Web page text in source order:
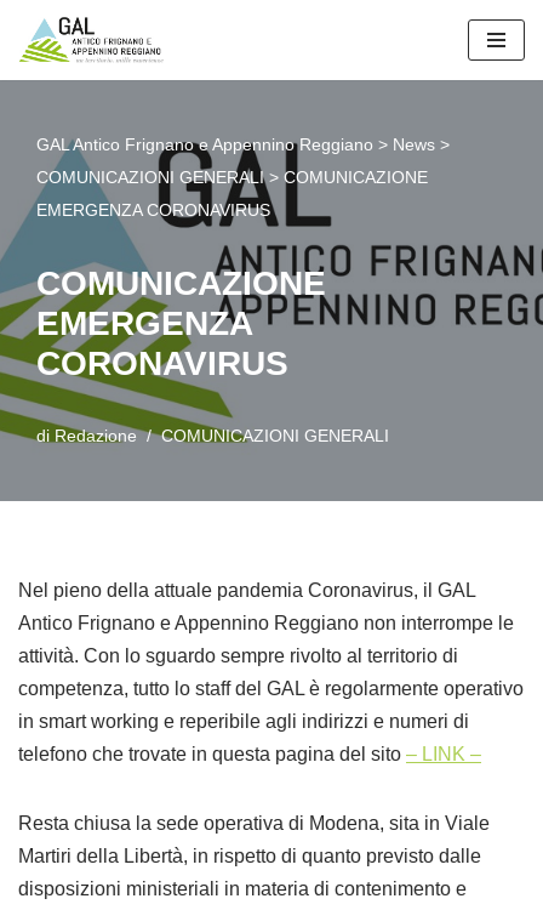
Vai
GAL Antico Frignano e Appennino Reggiano > News >
COMUNICAZIONI GENERALI> COMUNICAZIONE
EMERGENZA CORONAVIRUS
COMUNICAZIONE
EMERGENZA
CORONAVIRUS
di Redazione COMUNICAZIONI GENERALI
Nel pieno della attuale pandemia Coronavirus, il GAL
Antico Frignano e Appennino Reggiano non interrompe le
attività. Con lo sguardo sempre rivolto al territorio di
competenza, tutto lo staff del GAL è regolarmente operativo
in smart working e reperibile agli indirizzi e numeri di
telefono che trovate in questa pagina del sito – LINK –
Resta chiusa la sede operativa di Modena, sita in Viale
Martiri della Libertà, in rispetto di quanto previsto dalle
disposizioni ministeriali in materia di contenimento e